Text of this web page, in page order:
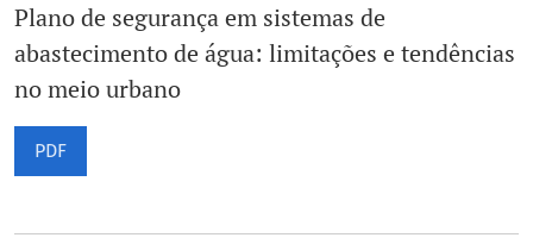
Plano de segurança em sistemas de
abastecimento de água: limitações e tendências
no meio urbano
PDF